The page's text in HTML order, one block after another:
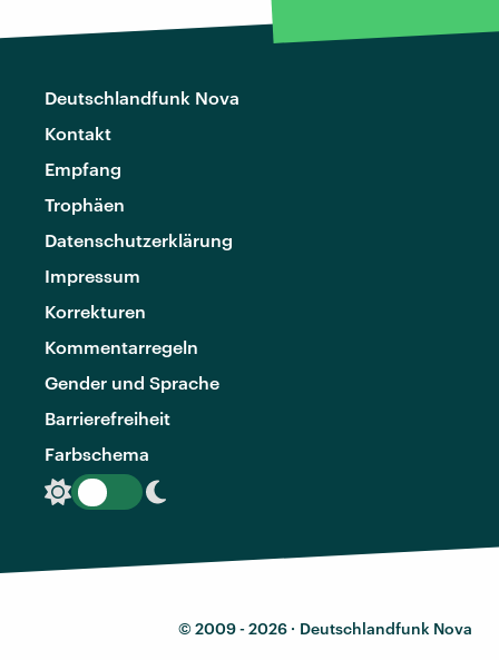
Deutschlandfunk Nova
Kontakt
Empfang
Trophäen
Datenschutzerklärung
Impressum
Korrekturen
Kommentarregeln
Gender und Sprache
Barrierefreiheit
Farbschema
© 2009 - 2026 · Deutschlandfunk Nova